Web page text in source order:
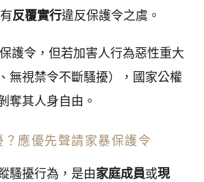
反覆實行違反保護令之虞。
護令，但若加害人行為惡性重大
無視禁令不斷騷擾），國家公權
奪其人身自由。
應優先聲請家暴保護令
騷擾行為，是由家庭成員或現